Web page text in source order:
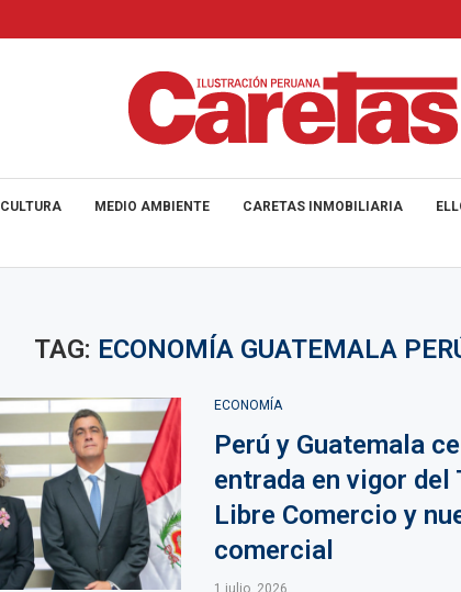
CULTURA MEDIO AMBIENTE CARETAS INMOBILIARIA
TAG: ECONOMÍA GUATEMALA
ECONOMÍA
Perú y Guatemala
entrada en vigor del
Libre Comercio y
comercial
1 julio, 2026